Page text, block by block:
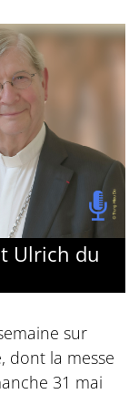
Ulrich du
sur
dont la messe
31 mai